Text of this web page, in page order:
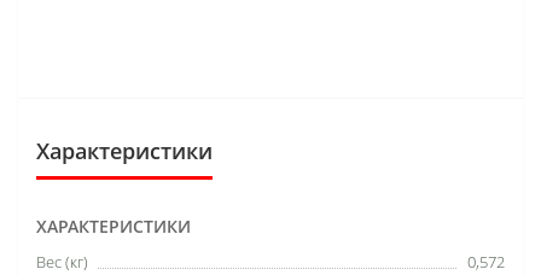
Характеристики
ХАРАКТЕРИСТИКИ
Вес (кг)
0,572